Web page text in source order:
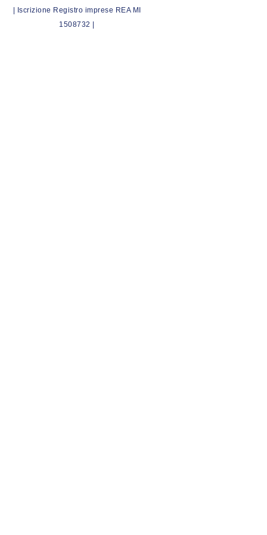
| Iscrizione Registro imprese REA MI
1508732 |